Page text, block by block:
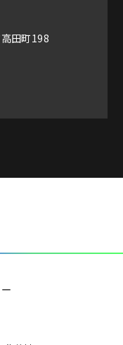
田町198